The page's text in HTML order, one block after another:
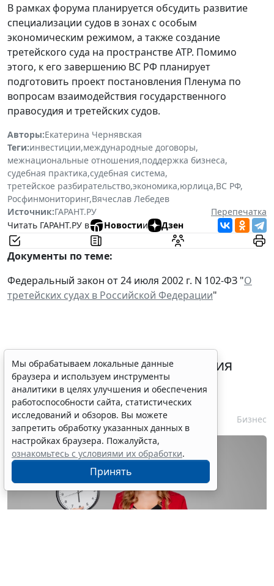
В рамках форума планируется обсудить развитие
специализации судов в зонах с особым
экономическим режимом, а также создание
третейского суда на пространстве АТР. Помимо
этого, к его завершению ВС РФ планирует
подготовить проект постановления Пленума по
вопросам взаимодействия государственного
правосудия и третейских судов.
Авторы:Екатерина Чернявская
Теги:инвестиции,международные договоры,
межнациональные отношения,поддержка бизнеса,
судебная практика,судебная система,
третейское разбирательство,экономика,юрлица,ВС РФ,
Росфинмониторинг,Вячеслав Лебедев
Источник:ГАРАНТ.РУ
Перепечатка
Читать ГАРАНТ.РУ в
Новостии Дзен
Документы по теме:
Федеральный закон от 24 июля 2002 г. N 102-ФЗ "О
третейских судах в Российской Федерации"
Срок согласования заключения
контракта с единственным
контрагентом сократили
7 августа 2026 16:55 Бизнес
Мы обрабатываем локальные данные
браузера и используем инструменты
аналитики в целях улучшения и обеспечения
работоспособности сайта, статистических
исследований и обзоров. Вы можете
запретить обработку указанных данных в
настройках браузера. Пожалуйста,
ознакомьтесь с условиями их обработки.
Принять